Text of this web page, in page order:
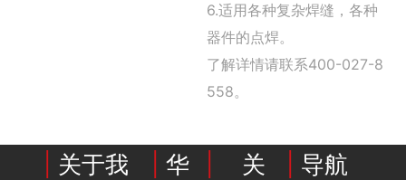
6.适用各种复杂焊缝，各种
器件的点焊。
了解详情请联系400-027-8
558。
关于我
华
关
导航